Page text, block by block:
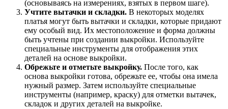
(основываясь на измерениях, взятых в первом шаге).
Учтите вытачки и складки. В некоторых моделях
платья могут быть вытачки и складки, которые придают
ему особый вид. Их местоположение и форма должны
быть учтены при создании выкройки. Используйте
специальные инструменты для отображения этих
деталей на основе выкройки.
Обрежьте и отметьте выкройку. После того, как
основа выкройки готова, обрежьте ее, чтобы она имела
нужный размер. Затем используйте специальные
инструменты (например, краску) для отметки вытачек,
складок и других деталей на выкройке.